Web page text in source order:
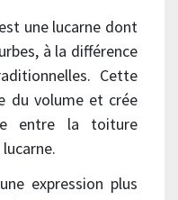
une lucarne dont
à la différence
Cette
du volume et crée
entre la toiture
expression plus